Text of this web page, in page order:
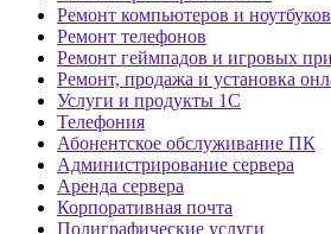
Ремонт компьютеров и ноутбуков
Ремонт телефонов
Ремонт геймпадов и игровых
Ремонт, продажа и установка
Услуги и продукты 1С
Телефония
Абонентское обслуживание ПК
Администрирование сервера
Аренда сервера
Корпоративная почта
Полиграфические услуги